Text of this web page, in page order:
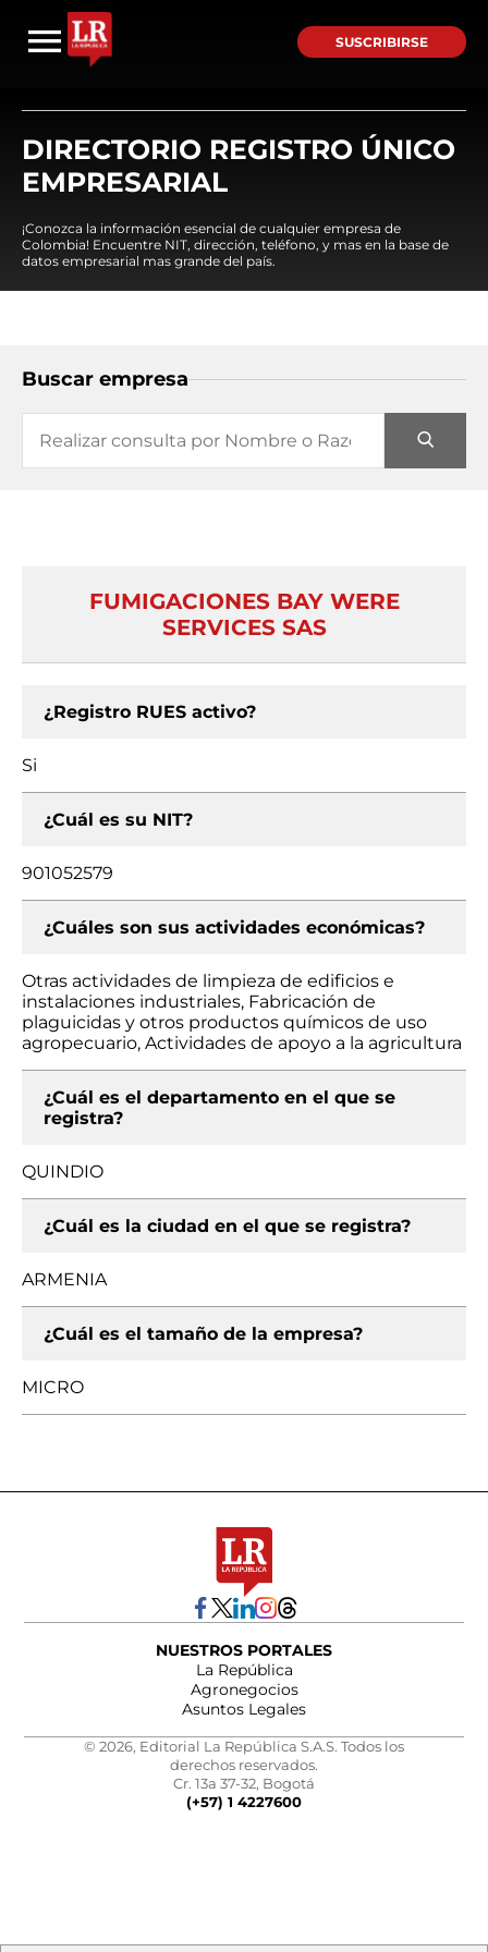
SUSCRIBIRSE
DIRECTORIO REGISTRO ÚNICO
EMPRESARIAL
¡Conozca la información esencial de cualquier empresa de
Colombia! Encuentre NIT, dirección, teléfono, y mas en la base de
datos empresarial mas grande del país.
Buscar empresa
FUMIGACIONES BAY WERE
SERVICES SAS
¿Registro RUES activo?
Si
¿Cuál es su NIT?
901052579
¿Cuáles son sus actividades económicas?
Otras actividades de limpieza de edificios e
instalaciones industriales, Fabricación de
plaguicidas y otros productos químicos de uso
agropecuario, Actividades de apoyo a la agricultura
¿Cuál es el departamento en el que se
registra?
QUINDIO
¿Cuál es la ciudad en el que se registra?
ARMENIA
¿Cuál es el tamaño de la empresa?
MICRO
NUESTROS PORTALES
La República
Agronegocios
Asuntos Legales
© 2026, Editorial La República S.A.S. Todos los
derechos reservados.
Cr. 13a 37-32, Bogotá
(+57) 1 4227600